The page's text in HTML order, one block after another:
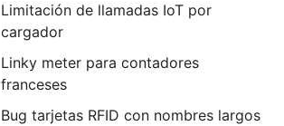
Limitación de llamadas IoT por
cargador
Linky meter para contadores
franceses
Bug tarjetas RFID con nombres largos